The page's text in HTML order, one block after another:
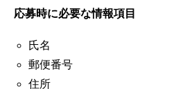
応募時に必要な情報項目
氏名
郵便番号
住所